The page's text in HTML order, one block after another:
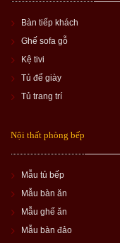
Bàn tiếp khách
Ghế sofa gỗ
Kệ tivi
Tủ để giày
Tủ trang trí
Nội thất phòng bếp
Mẫu tủ bếp
Mẫu bàn ăn
Mẫu ghế ăn
Mẫu bàn đảo